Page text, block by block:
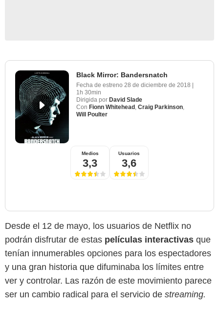
Black Mirror: Bandersnatch
Fecha de estreno 28 de diciembre de 2018 |
1h 30min
Dirigida por David Slade
Con Fionn Whitehead Craig Parkinson
Will Poulter
Medios
3,3
Usuarios
3,6
Desde el 12 de mayo, los usuarios de Netflix no
podrán disfrutar de estas películas interactivas que
tenían innumerables opciones para los espectadores
y una gran historia que difuminaba los límites entre
ver y controlar. Las razón de este movimiento parece
ser un cambio radical para el servicio de streaming.